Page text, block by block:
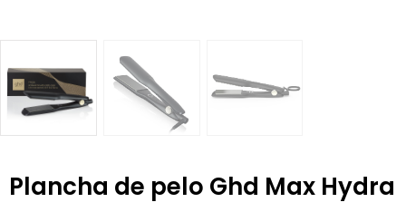
Plancha de pelo Ghd Max Hydra